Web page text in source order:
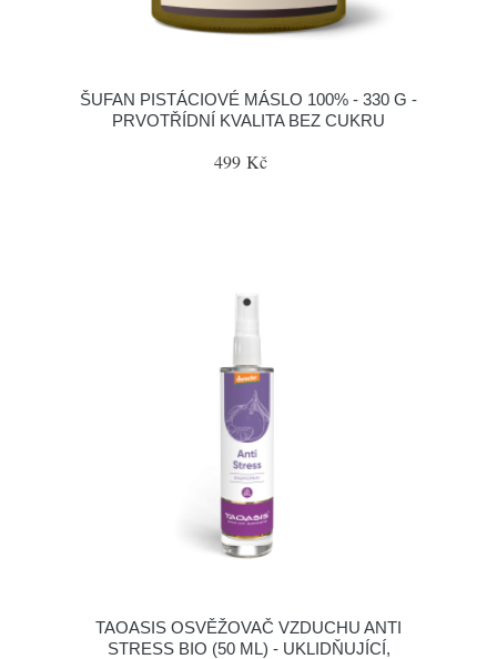
ŠUFAN PISTÁCIOVÉ MÁSLO 100% - 330 G -
PRVOTŘÍDNÍ KVALITA BEZ CUKRU
499 Kč
TAOASIS OSVĚŽOVAČ VZDUCHU ANTI
STRESS BIO (50 ML) - UKLIDŇUJÍCÍ,